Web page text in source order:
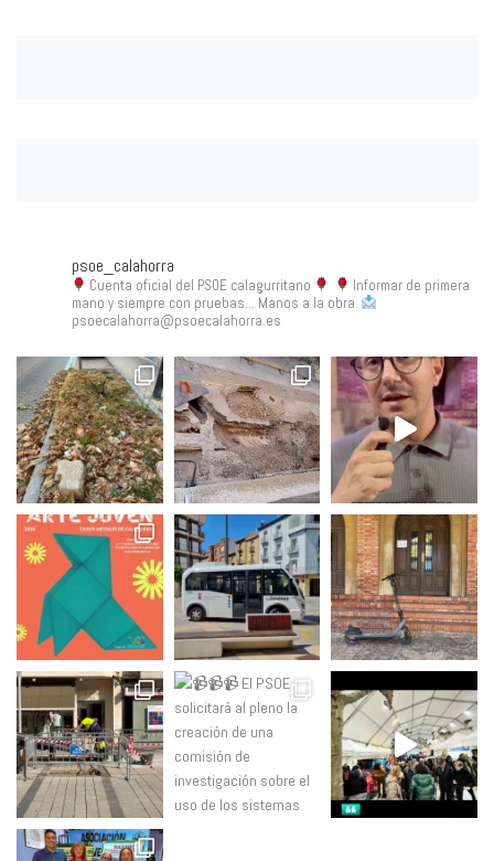
psoe_calahorra
Cuenta oficial del PSOE calagurritano
Informar de primera
mano y siempre con pruebas... Manos a la obra.
psoecalahorra@psoecalahorra.es